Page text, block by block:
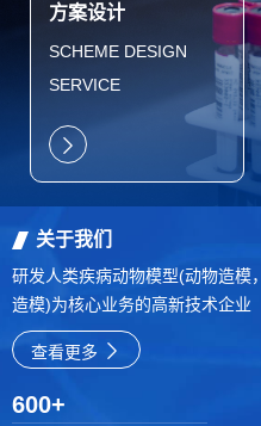
方案设计
SCHEME DESIGN
SERVICE
关于我们
研发人类疾病动物模型(动物造模
造模)为核心业务的高新技术企业
查看更多
600+